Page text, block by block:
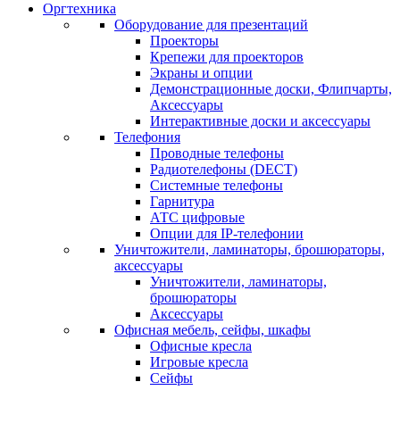
Оргтехника
Оборудование для презентаций
Проекторы
Крепежи для проекторов
Экраны и опции
Демонстрационные доски, Флипчарты,
Аксессуары
Интерактивные доски и аксессуары
Телефония
Проводные телефоны
Радиотелефоны (DECT)
Системные телефоны
Гарнитура
АТС цифровые
Опции для IP-телефонии
Уничтожители, ламинаторы, брошюраторы,
аксессуары
Уничтожители, ламинаторы,
брошюраторы
Аксессуары
Офисная мебель, сейфы, шкафы
Офисные кресла
Игровые кресла
Сейфы